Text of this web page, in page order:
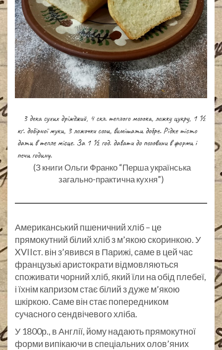
(З книги Ольги Франко “Перша українська
загально-практична кухня”)
Американський пшеничний хліб – це
прямокутний білий хліб з м’якою скоринкою. У
XVIIст. він з’явився в Парижі, саме в цей час
французькі аристократи відмовляються
споживати чорний хліб, який їли на обід плебеї,
і їхнім капризом стає білий з дуже м’якою
шкіркою. Саме він стає попередником
сучасного сендвічевого хліба.
У 1800р., в Англії, йому надають прямокутної
форми випікаючи в спеціальних олов’яних